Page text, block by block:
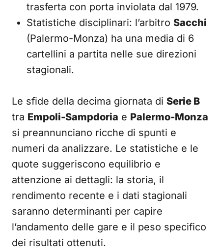
trasferta con porta inviolata dal 1979.
Statistiche disciplinari: l’arbitro Sacchi
(Palermo-Monza) ha una media di 6
cartellini a partita nelle sue direzioni
stagionali.
Le sfide della decima giornata di Serie B
tra Empoli-Sampdoria e Palermo-Monza
si preannunciano ricche di spunti e
numeri da analizzare. Le statistiche e le
quote suggeriscono equilibrio e
attenzione ai dettagli: la storia, il
rendimento recente e i dati stagionali
saranno determinanti per capire
l’andamento delle gare e il peso specifico
dei risultati ottenuti.